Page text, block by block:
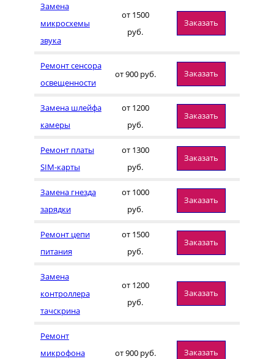
Замена
микросхемы
звука
от 1500
руб.
Заказать
Ремонт сенсора
освещенности
от 900 руб. Заказать
Замена шлейфа
камеры
от 1200
руб.
Заказать
Ремонт платы
SIM-карты
от 1300
руб.
Заказать
Замена гнезда
зарядки
от 1000
руб.
Заказать
Ремонт цепи
питания
от 1500
руб.
Заказать
Замена
контроллера
тачскрина
от 1200
руб.
Заказать
Ремонт
микрофона
от 900 руб. Заказать